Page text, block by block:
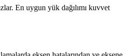
En uygun yük dağılımı kuvvet